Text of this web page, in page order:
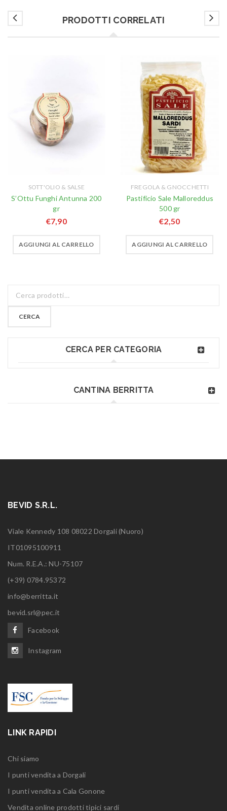
PRODOTTI CORRELATI
SOTT'OLIO & SALSE
S’Ottu Funghi Antunna 200
gr
€7,90
AGGIUNGI AL CARRELLO
FREGOLA & GNOCCHETTI
Pastificio Sale Malloreddus
500 gr
€2,50
AGGIUNGI AL CARRELLO
CERCA
CERCA PER CATEGORIA
CANTINA BERRITTA
BEVID S.R.L.
Viale Kennedy 108 08022 Dorgali (Nuoro)
IT01095100911
Num. R.E.A.: NU-75107
(+39) 0784.95372
info@berritta.it
bevid.srl@pec.it
Facebook
Instagram
LINK RAPIDI
Chi siamo
I punti vendita a Dorgali
I punti vendita a Cala Gonone
Vendita online prodotti tipici sardi